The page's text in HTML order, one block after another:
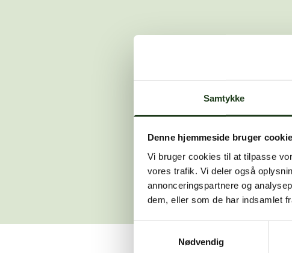
Samtykke
Denne hjemmeside bruger
Vi bruger cookies til at tilpasse
vores trafik. Vi deler også
annonceringspartnere og
dem, eller som de har indsamlet
Samtykkevalg
Nødvendig
Der opstod en